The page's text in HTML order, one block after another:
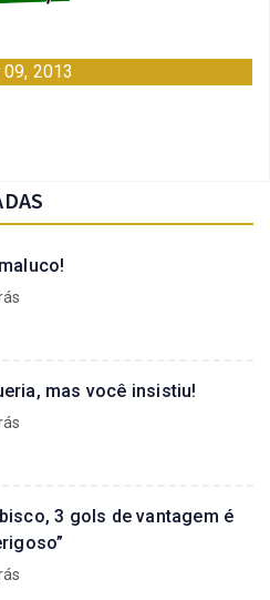
09, 2013
mas você insistiu!
3 gols de vantagem é